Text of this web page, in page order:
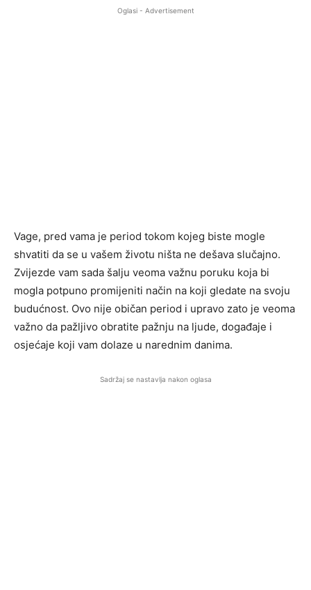
Oglasi - Advertisement
Vage, pred vama je period tokom kojeg biste mogle
shvatiti da se u vašem životu ništa ne dešava slučajno.
Zvijezde vam sada šalju veoma važnu poruku koja bi
mogla potpuno promijeniti način na koji gledate na svoju
budućnost. Ovo nije običan period i upravo zato je veoma
važno da pažljivo obratite pažnju na ljude, događaje i
osjećaje koji vam dolaze u narednim danima.
Sadržaj se nastavlja nakon oglasa